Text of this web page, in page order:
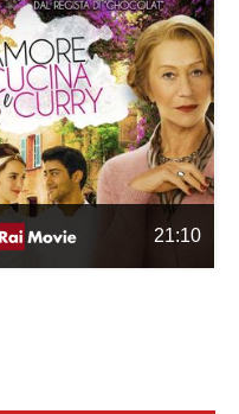
21:10